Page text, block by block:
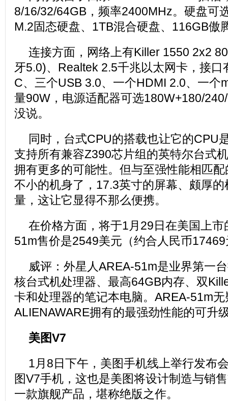
8/16/32/64GB，频率2400MHz。硬盘可
M.2固态硬盘、1TB混合硬盘、116GB傲
连接方面，网络上有Killer 1550 2x2
牙5.0)、Realtek 2.5千兆以太网卡，接口
C、三个USB 3.0、一个HDMI 2.0、一个
量90W，电源适配器可选180W+180/
没说。
同时，台式CPU的搭载也让它的CPU
支持所有兼容Z390芯片组的英特尔台式
拥有更多的可能性。但与至强性能相匹
不小的机身了，17.3英寸的屏幕、颇厚
量，这让它显得不那么便携。
在价格方面，将于1月29日在美国上
51m售价是2549美元（约合人民币
威评：外星人AREA-51m是业界第一
核台式机处理器、最高64GB内存、双
卡和处理器的笔记本电脑。AREA-51m
ALIENAWARE拥有的最强劲性能的可升
美图V7
1月8日下午，美图手机线上举行发布
图V7手机，这也是美图将设计制造与销
一款旗舰产品，堪称绝版之作。